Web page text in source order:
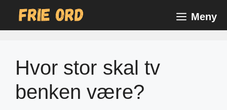
Meny
Hvor stor skal tv
benken være?